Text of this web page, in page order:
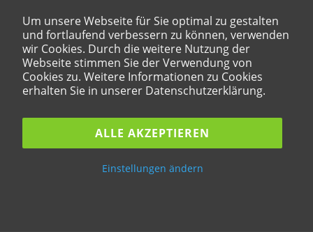
Um unsere Webseite für Sie optimal zu gestalten
und fortlaufend verbessern zu können, verwenden
wir Cookies. Durch die weitere Nutzung der
Webseite stimmen Sie der Verwendung von
Cookies zu. Weitere Informationen zu Cookies
erhalten Sie in unserer Datenschutzerklärung.
ALLE AKZEPTIEREN
Einstellungen ändern